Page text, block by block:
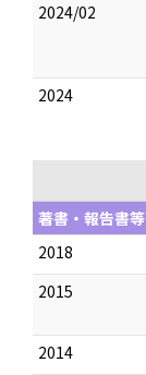
2024/02
2024
著書・報告書等
2018
2015
2014